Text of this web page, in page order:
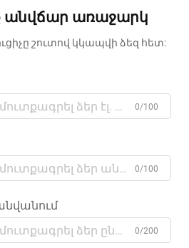
անվճար առաջարկ
շուտով կկապվի ձեզ հետ:
0/100
0/100
0/200